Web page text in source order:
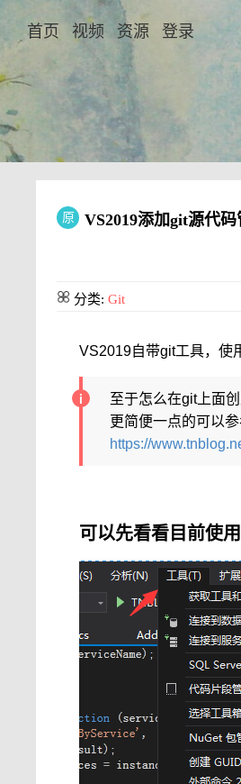
首页 视频 资源 登录
原 VS2019添加git源代码
分类: Git
VS2019自带git工具，使
至于怎么在git上面
更简便一点的可以
https://
可以先看看目前使